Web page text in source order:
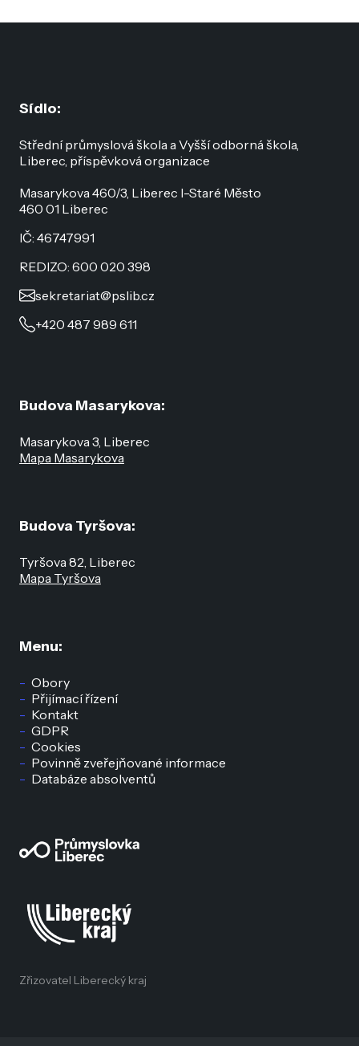
Sídlo:
Střední průmyslová škola a Vyšší odborná škola,
Liberec, příspěvková organizace
Masarykova 460/3, Liberec I-Staré Město
460 01 Liberec
IČ: 46747991
REDIZO: 600 020 398
sekretariat@pslib.cz
+420 487 989 611
Menu:
Obory
Přijímací řízení
Kontakt
GDPR
Cookies
Povinně zveřejňované informace
Databáze absolventů
Budova Masarykova:
Masarykova 3, Liberec
Mapa Masarykova
Budova Tyršova:
Tyršova 82, Liberec
Mapa Tyršova
Zřizovatel Liberecký kraj